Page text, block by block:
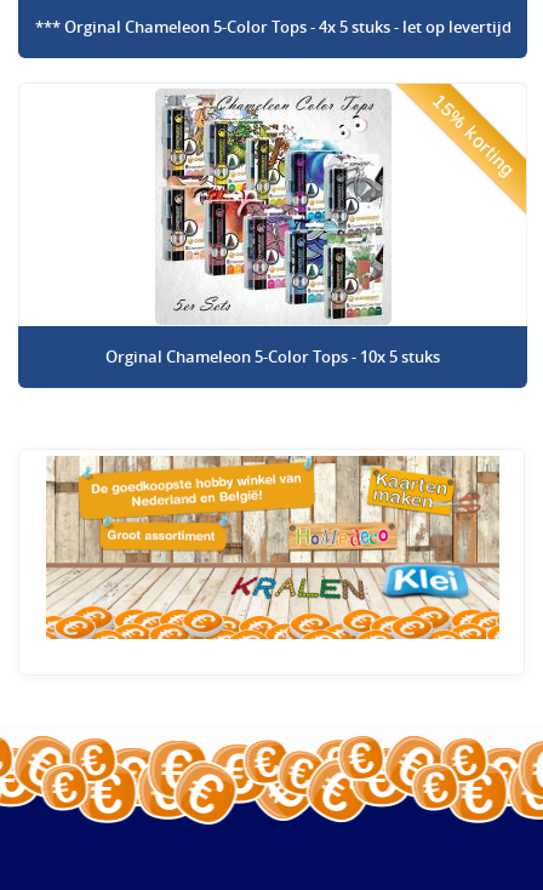
*** Orginal Chameleon 5-Color Tops - 4x 5 stuks - let op levertijd
15% korting
Orginal Chameleon 5-Color Tops - 10x 5 stuks